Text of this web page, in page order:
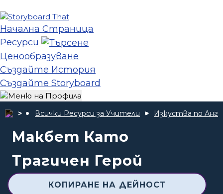
Начална Страница
Ресурси
Ценообразуване
Създайте История
Създайте Storyboard
Всички Ресурси за Учители Изкуства по
Макбет Като
Трагичен Герой
КОПИРАНЕ НА ДЕЙНОСТ